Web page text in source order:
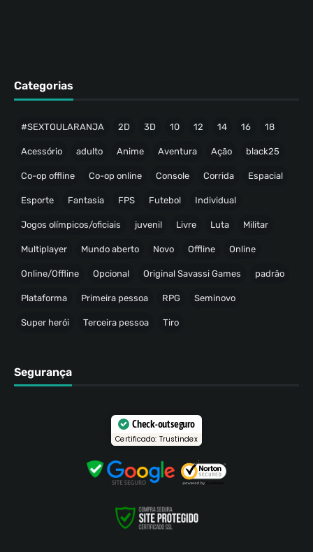
Categorias
#SEXTOULARANJA 2D 3D 10 12 14 16 18
Acessório adulto Anime Aventura Ação black25
Co-op offline Co-op online Console Corrida Espacial
Esporte Fantasia FPS Futebol Individual
Jogos olímpicos/oficiais juvenil Livre Luta Militar
Multiplayer Mundo aberto Novo Offline Online
Online/Offline Opcional Original Savassi Games padrão
Plataforma Primeira pessoa RPG Seminovo
Super herói Terceira pessoa Tiro
Segurança
Check-out seguro
Certificado: Trustindex